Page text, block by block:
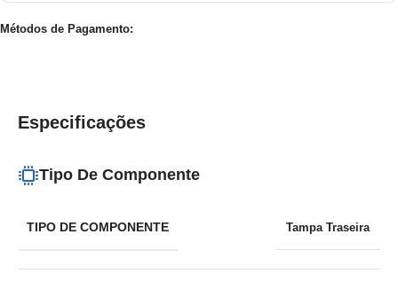
Métodos de Pagamento:
Especificações
Tipo De Componente
TIPO DE COMPONENTE Tampa Traseira